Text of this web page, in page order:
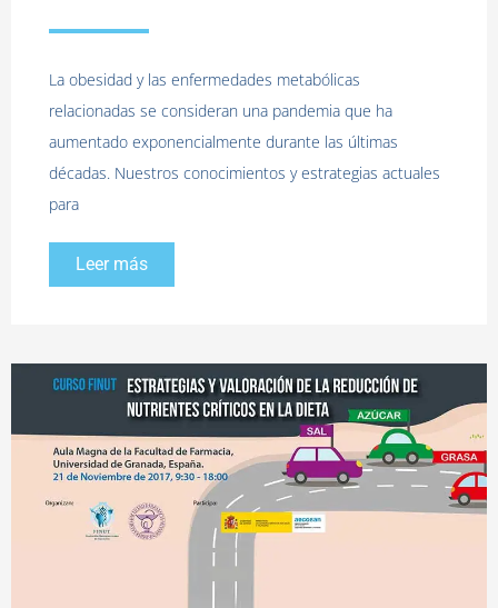
La obesidad y las enfermedades metabólicas
relacionadas se consideran una pandemia que ha
aumentado exponencialmente durante las últimas
décadas. Nuestros conocimientos y estrategias actuales
para
Leer más